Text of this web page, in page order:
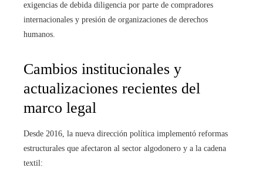
exigencias de debida diligencia por parte de compradores
internacionales y presión de organizaciones de derechos
humanos.
Cambios institucionales y
actualizaciones recientes del
marco legal
Desde 2016, la nueva dirección política implementó reformas
estructurales que afectaron al sector algodonero y a la cadena
textil: